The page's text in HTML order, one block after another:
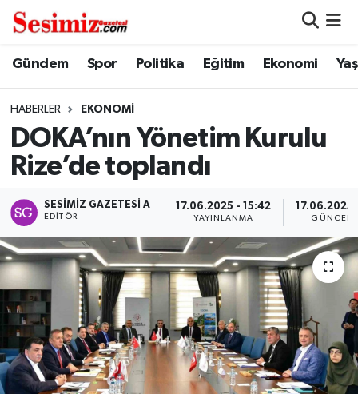
Gündem Spor Politika Eğitim Ekonomi
HABERLER EKONOMI
DOKA’nın Yönetim Kurulu
Rize’de toplandı
SESIMIZ GAZETESI A
EDITÖR
17.06.2025 - 15:42
YAYINLANMA
17.06.2025
Dünya
Ekonomi
Gündem
Magazin
Politika
Sağlık
Spor
Nöbetçi Eczaneler
Namaz Vakitleri
Süper Lig Puan Durumu ve Fikstür
Tüm Manşetler
Son Dakika Haberleri
Haber Arşivi